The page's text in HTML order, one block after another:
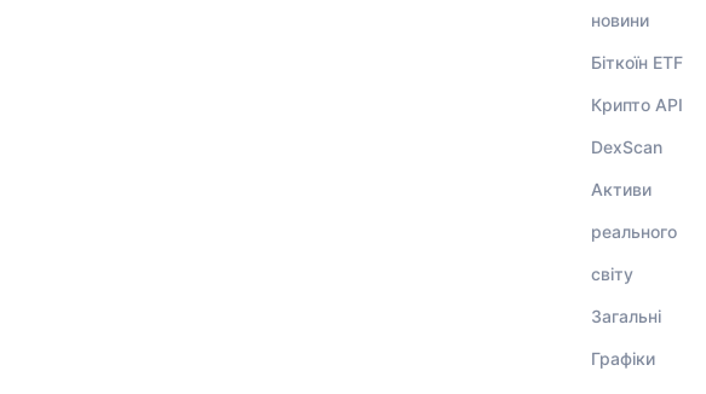
новини
Біткоїн ETF
Крипто API
DexScan
Активи
реального
світу
Загальні
Графіки